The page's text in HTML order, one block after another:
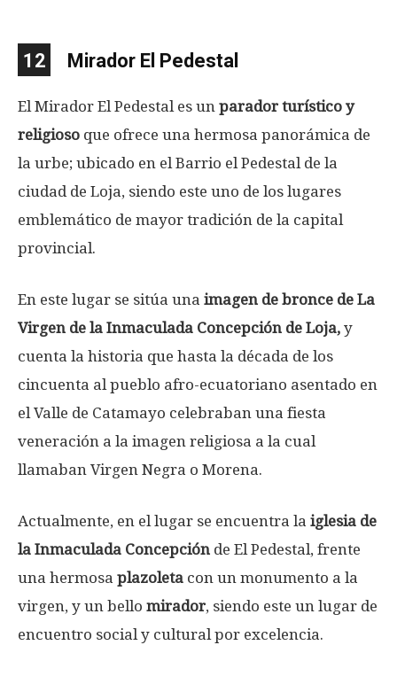
12 Mirador El Pedestal
El Mirador El Pedestal es un parador turístico y
religioso que ofrece una hermosa panorámica de
la urbe; ubicado en el Barrio el Pedestal de la
ciudad de Loja, siendo este uno de los lugares
emblemático de mayor tradición de la capital
provincial.
En este lugar se sitúa una imagen de bronce de La
Virgen de la Inmaculada Concepción de Loja, y
cuenta la historia que hasta la década de los
cincuenta al pueblo afro-ecuatoriano asentado en
el Valle de Catamayo celebraban una fiesta
veneración a la imagen religiosa a la cual
llamaban Virgen Negra o Morena.
Actualmente, en el lugar se encuentra la iglesia de
la Inmaculada Concepción de El Pedestal, frente
una hermosa plazoleta con un monumento a la
virgen, y un bello mirador, siendo este un lugar de
encuentro social y cultural por excelencia.